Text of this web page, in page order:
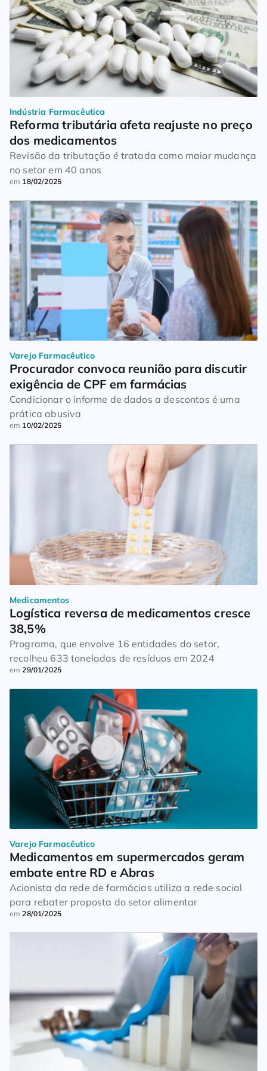
Indústria Farmacêutica
Reforma tributária afeta reajuste no preço
dos medicamentos
Revisão da tributação é tratada como maior mudança
no setor em 40 anos
em 18/02/2025
Varejo Farmacêutico
Procurador convoca reunião para discutir
exigência de CPF em farmácias
Condicionar o informe de dados a descontos é uma
prática abusiva
em 10/02/2025
Medicamentos
Logística reversa de medicamentos cresce
38,5%
Programa, que envolve 16 entidades do setor,
recolheu 633 toneladas de resíduos em 2024
em29/01/2025
Varejo Farmacêutico
Medicamentos em supermercados geram
embate entre RD e Abras
Acionista da rede de farmácias utiliza a rede social
para rebater proposta do setor alimentar
em28/01/2025